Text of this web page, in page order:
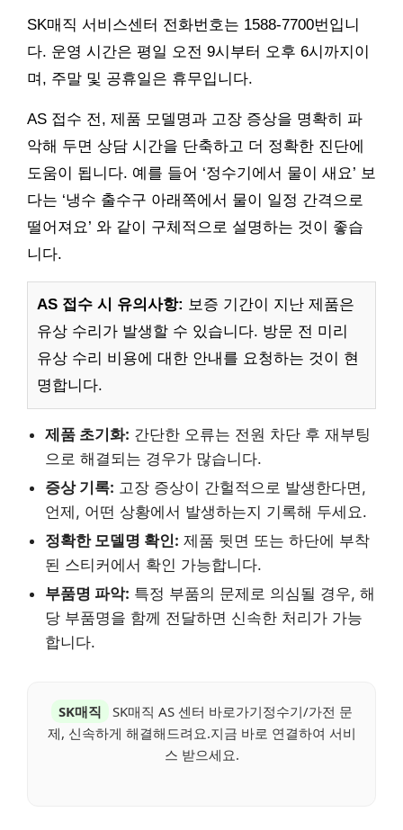
SK매직 서비스센터 전화번호는 1588-7700번입니
다. 운영 시간은 평일 오전 9시부터 오후 6시까지이
며, 주말 및 공휴일은 휴무입니다.
AS 접수 전, 제품 모델명과 고장 증상을 명확히 파
악해 두면 상담 시간을 단축하고 더 정확한 진단에
도움이 됩니다. 예를 들어 ‘정수기에서 물이 새요’ 보
다는 ‘냉수 출수구 아래쪽에서 물이 일정 간격으로
떨어져요’ 와 같이 구체적으로 설명하는 것이 좋습
니다.
AS 접수 시 유의사항: 보증 기간이 지난 제품은
유상 수리가 발생할 수 있습니다. 방문 전 미리
유상 수리 비용에 대한 안내를 요청하는 것이 현
명합니다.
제품 초기화: 간단한 오류는 전원 차단 후 재부팅
으로 해결되는 경우가 많습니다.
증상 기록: 고장 증상이 간헐적으로 발생한다면,
언제, 어떤 상황에서 발생하는지 기록해 두세요.
정확한 모델명 확인: 제품 뒷면 또는 하단에 부착
된 스티커에서 확인 가능합니다.
부품명 파악: 특정 부품의 문제로 의심될 경우, 해
당 부품명을 함께 전달하면 신속한 처리가 가능
합니다.
SK매직
SK매직 AS 센터 바로가기정수기/가전 문
제, 신속하게 해결해드려요.지금 바로 연결하여 서비
스 받으세요.